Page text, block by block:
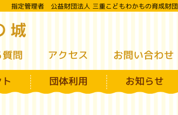
指定管理者 公益財団法人 三重こどもわかもの育成財団
問 アクセス お問い合わせ
団体利用 お知らせ